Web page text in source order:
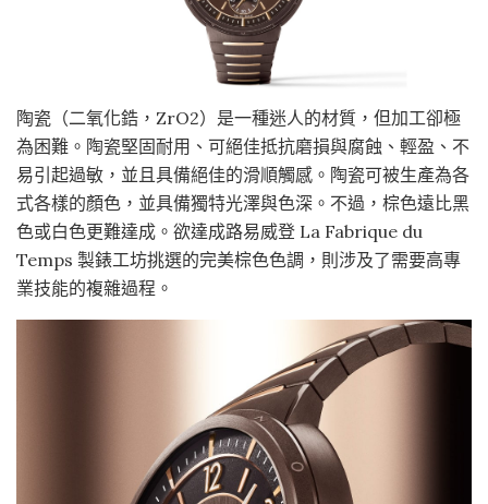
陶瓷（二氧化鋯，ZrO2）是一種迷人的材質，但加工卻極
為困難。陶瓷堅固耐用、可絕佳抵抗磨損與腐蝕、輕盈、不
易引起過敏，並且具備絕佳的滑順觸感。陶瓷可被生產為各
式各樣的顏色，並具備獨特光澤與色深。不過，棕色遠比黑
色或白色更難達成。欲達成路易威登 La Fabrique du
Temps 製錶工坊挑選的完美棕色色調，則涉及了需要高專
業技能的複雜過程。